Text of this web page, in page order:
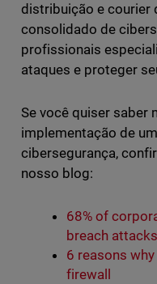
distribuição e courier
consolidado de
profissionais
ataques e proteger
Se você quiser saber
implementação de
cibersegurança,
nosso blog:
68% of
breach attacks
6 reasons
firewall